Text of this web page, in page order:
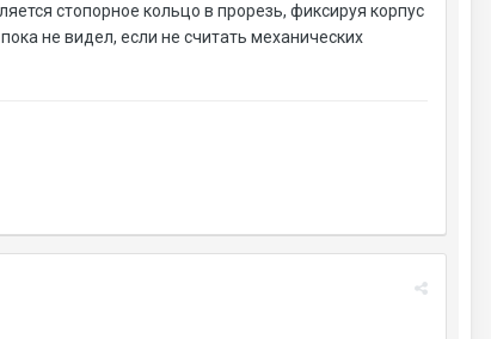
стопорное кольцо в прорезь, фиксируя корпус
не видел, если не считать механических